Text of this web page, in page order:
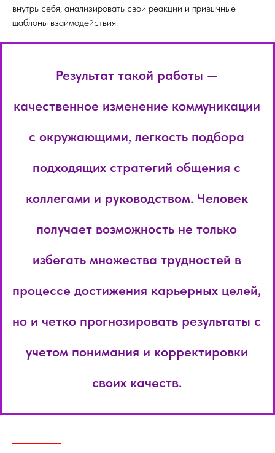
внутрь себя, анализировать свои реакции и привычные
шаблоны взаимодействия.
Результат такой работы —
качественное изменение коммуникации
с окружающими, легкость подбора
подходящих стратегий общения с
коллегами и руководством. Человек
получает возможность не только
избегать множества трудностей в
процессе достижения карьерных целей,
но и четко прогнозировать результаты с
учетом понимания и корректировки
своих качеств.